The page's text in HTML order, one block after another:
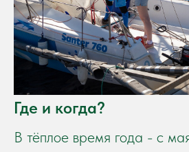
Где и когда?
В тёплое время года - с